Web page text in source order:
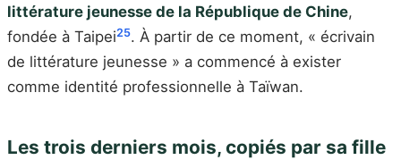
littérature jeunesse de la République de Chine,
fondée à Taipei25. À partir de ce moment, « écrivain
de littérature jeunesse » a commencé à exister
comme identité professionnelle à Taïwan.
Les trois derniers mois, copiés par sa fille